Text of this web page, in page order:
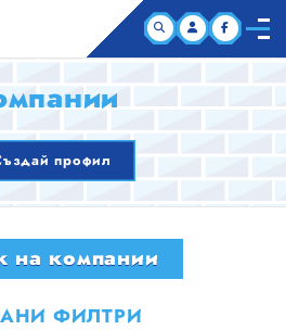
ЗА НАС
профил
на компании
ФИЛТРИ